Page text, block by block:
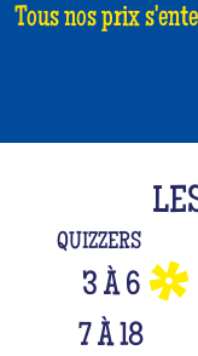
Tous nos prix
QUIZZERS
3 À 6
7 À 18